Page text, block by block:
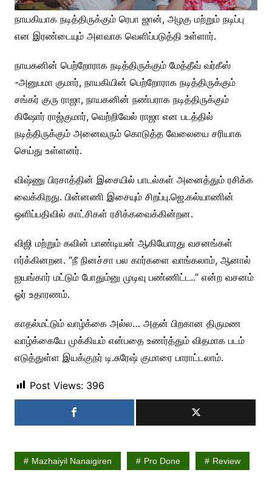
நாயகியாக நடித்திருக்கும் ரெபா ஜான், அழகு மற்றும் நடிப்பு
என இரண்டையும் அளவாக வெளிப்படுத்தி உள்ளார்.
நாயகனின் பெற்றோராக நடித்திருக்கும் மேத்தீவ் வர்கீஸ்
-அனுபமா குமார், நாயகியின் பெற்றோராக நடித்திருக்கும்
சங்கர் குரு ராஜா, நாயகனின் நண்பராக நடித்திருக்கும்
கிஷோர் ராஜ்குமார், வெற்றிவேல் ராஜா என படத்தில்
நடித்திருக்கும் அனைவரும் கொடுத்த வேலையை சரியாக
செய்து உள்ளனர்.
விஷ்ணு பிரசாத்தின் இசையில் பாடல்கள் அனைத்தும் ரசிக்க
வைக்கிறது. பின்னணி இசையும் சிறப்பு.ஜெ.கல்யாணின்
ஒளிப்பதிவில் காட்சிகள் ரசிக்கவைக்கின்றன.
விஜி மற்றும் கவின் பாண்டியன் ஆகியோரது வசனங்கள்
ஈர்க்கினறன. “நீ நினச்சா பல கார்களை வாங்கலாம், ஆனால்
ஐயங்கார் மட்டும் போதும்னு முடிவு பண்ணிட்ட..” என்ற வசனம்
ஓர் உதாரணம்.
காதல்மட்டும் வாழ்க்கை அல்ல… அதன் பிறகான திருமண
வாழ்க்கையே முக்கியம் என்பதை உணர்த்தும் விதமாக படம்
எடுத்துள்ள இயக்குநர் டி.சுரேஷ் குமாரை பாராட்டலாம்.
Post Views: 396
Mazhaiyil Nanaigiren Pro Done Review